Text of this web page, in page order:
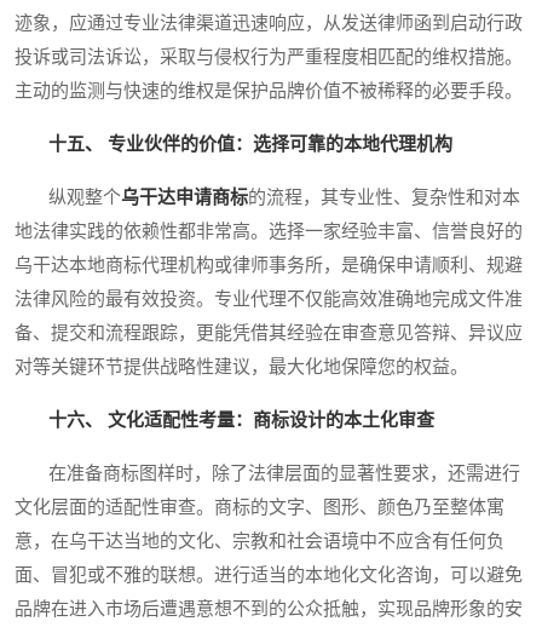
迹象，应通过专业法律渠道迅速响应，从发送律师函到启动行政
投诉或司法诉讼，采取与侵权行为严重程度相匹配的维权措施。
主动的监测与快速的维权是保护品牌价值不被稀释的必要手段。
十五、 专业伙伴的价值：选择可靠的本地代理机构
纵观整个乌干达申请商标的流程，其专业性、复杂性和对本
地法律实践的依赖性都非常高。选择一家经验丰富、信誉良好的
乌干达本地商标代理机构或律师事务所，是确保申请顺利、规避
法律风险的最有效投资。专业代理不仅能高效准确地完成文件准
备、提交和流程跟踪，更能凭借其经验在审查意见答辩、异议应
对等关键环节提供战略性建议，最大化地保障您的权益。
十六、 文化适配性考量：商标设计的本土化审查
在准备商标图样时，除了法律层面的显著性要求，还需进行
文化层面的适配性审查。商标的文字、图形、颜色乃至整体寓
意，在乌干达当地的文化、宗教和社会语境中不应含有任何负
面、冒犯或不雅的联想。进行适当的本地化文化咨询，可以避免
品牌在进入市场后遭遇意想不到的公众抵触，实现品牌形象的安